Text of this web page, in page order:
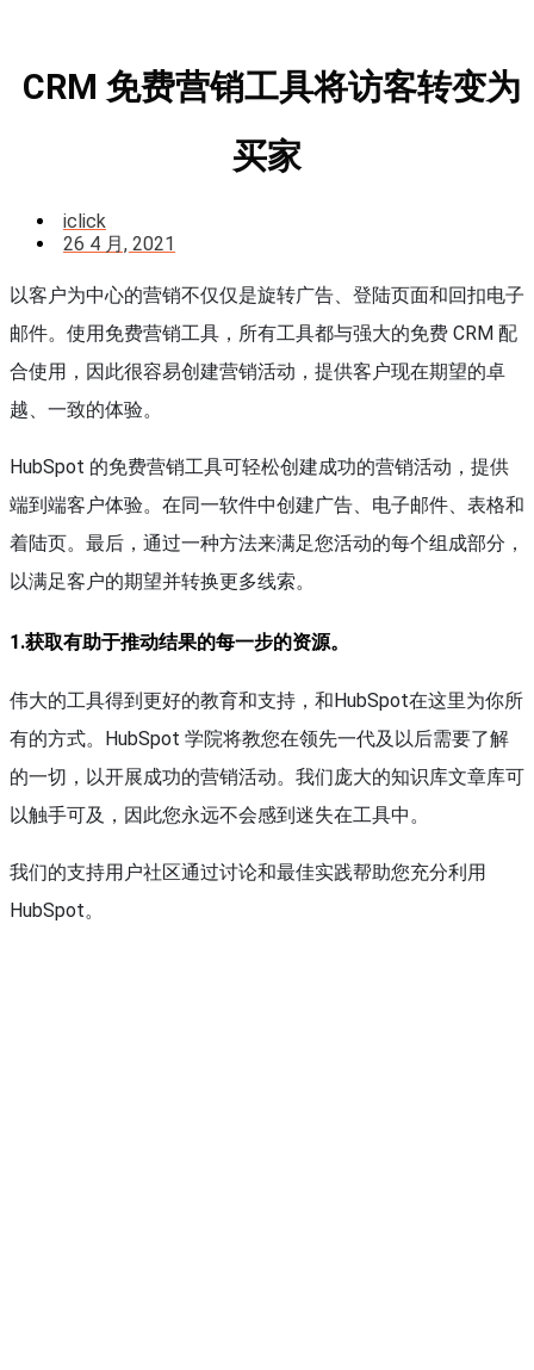
CRM 免费营销工具将访客转变为
买家
iclick
26 4 月, 2021
以客户为中心的营销不仅仅是旋转广告、登陆页面和回扣电子
邮件。使用免费营销工具，所有工具都与强大的免费 CRM 配
合使用，因此很容易创建营销活动，提供客户现在期望的卓
越、一致的体验。
HubSpot 的免费营销工具可轻松创建成功的营销活动，提供
端到端客户体验。在同一软件中创建广告、电子邮件、表格和
着陆页。最后，通过一种方法来满足您活动的每个组成部分，
以满足客户的期望并转换更多线索。
1.获取有助于推动结果的每一步的资源。
伟大的工具得到更好的教育和支持，和HubSpot在这里为你所
有的方式。HubSpot 学院将教您在领先一代及以后需要了解
的一切，以开展成功的营销活动。我们庞大的知识库文章库可
以触手可及，因此您永远不会感到迷失在工具中。
我们的支持用户社区通过讨论和最佳实践帮助您充分利用
HubSpot。